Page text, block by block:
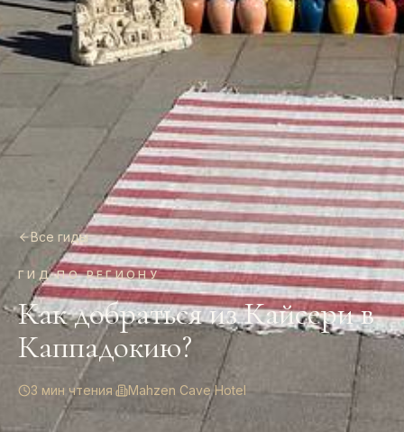
Все гиды
ГИД ПО РЕГИОНУ
Как добраться из Кайсери в
Каппадокию?
3 мин чтения· Mahzen Cave Hotel